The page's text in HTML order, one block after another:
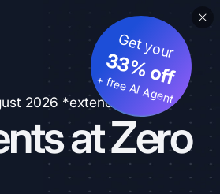
2026 *extended
at Zero
Get your
33% off
+ free AI Agent